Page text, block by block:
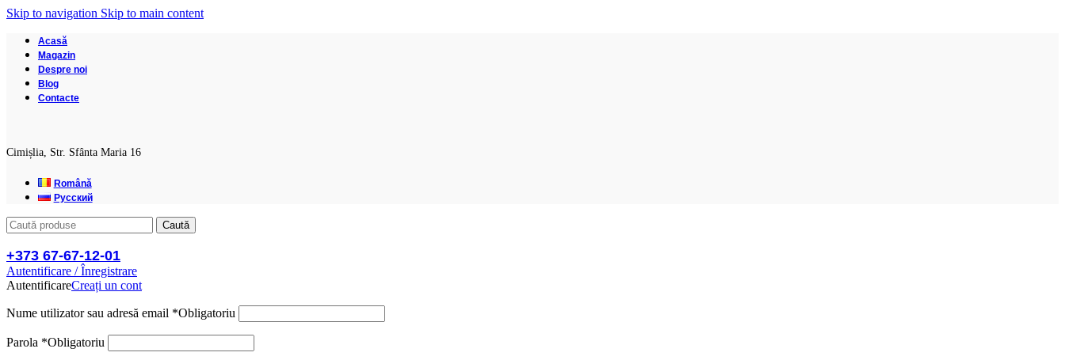
Skip to navigation Skip to main content
Acasă
Magazin
Despre noi
Blog
Contacte
Cimișlia, Str. Sfânta Maria 16
Română
Русский
Caută
+373 67-67-12-01
Autentificare / Înregistrare
AutentificareCreați un cont
Nume utilizator sau adresă email *Obligatoriu
Parola *Obligatoriu